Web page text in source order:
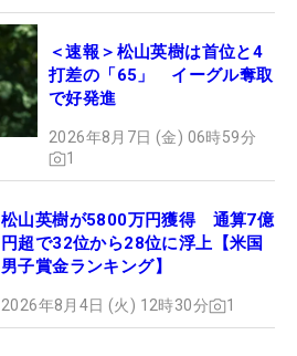
＜速報＞松山英樹は首位と4
打差の「65」 イーグル奪取
で好発進
2026年8月7日 (金) 06時59分
1
松山英樹が5800万円獲得 通算7億
円超で32位から28位に浮上【米国
男子賞金ランキング】
2026年8月4日 (火) 12時30分 1